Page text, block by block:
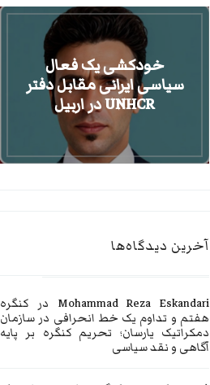
خودکشی یک فعال
سیاسی ایرانی مقابل دفتر
UNHCR در اربیل
آخرین دیدگاه‌ها
Mohammad Reza Eskandari در کنگره
هفتم و تداوم یک خط انحرافی در سازمان
دمکراتیک یارسان؛ تحریم کنگره بر پایه
آگاهی و نقد سیاسی